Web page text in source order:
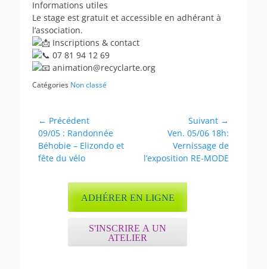
Informations utiles
Le stage est gratuit et accessible en adhérant à
l’association.
Inscriptions & contact
07 81 94 12 69
animation@recyclarte.org
Catégories Non classé
Navigation
de
l’article
← Précédent
Article
précédent :
09/05 : Randonnée
Béhobie – Elizondo et
fête du vélo
Suivant →
Ven. 05/06 18h:
Vernissage de
l’exposition RE-MODE
ADHÉRER EN LIGNE
S'INSCRIRE A UN
ATELIER